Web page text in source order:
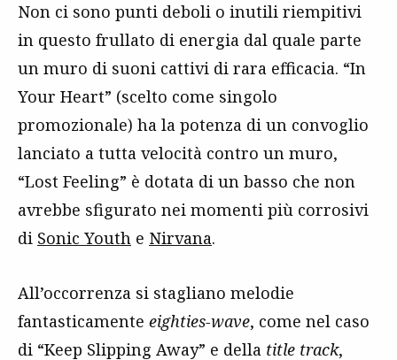
Non ci sono punti deboli o inutili riempitivi
in questo frullato di energia dal quale parte
un muro di suoni cattivi di rara efficacia. “In
Your Heart” (scelto come singolo
promozionale) ha la potenza di un convoglio
lanciato a tutta velocità contro un muro,
“Lost Feeling” è dotata di un basso che non
avrebbe sfigurato nei momenti più corrosivi
di Sonic Youth e Nirvana.
All’occorrenza si stagliano melodie
fantasticamente eighties-wave, come nel caso
di “Keep Slipping Away” e della title track,